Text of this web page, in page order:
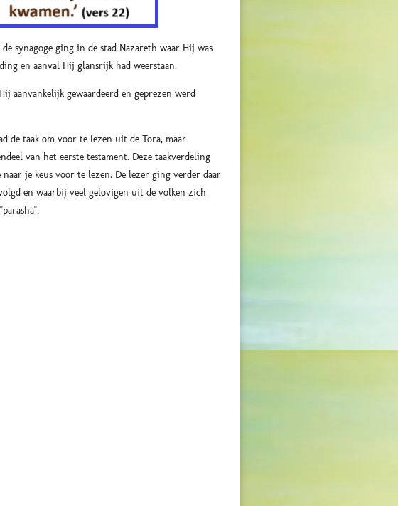
synagoge ging in de stad Nazareth waar Hij was
en aanval Hij glansrijk had weerstaan.
aanvankelijk gewaardeerd en geprezen werd
de taak om voor te lezen uit de Tora, maar
van het eerste testament. Deze taakverdeling
je keus voor te lezen. De lezer ging verder daar
en waarbij veel gelovigen uit de volken zich